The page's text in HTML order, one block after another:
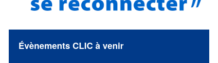
Évènements CLIC à venir